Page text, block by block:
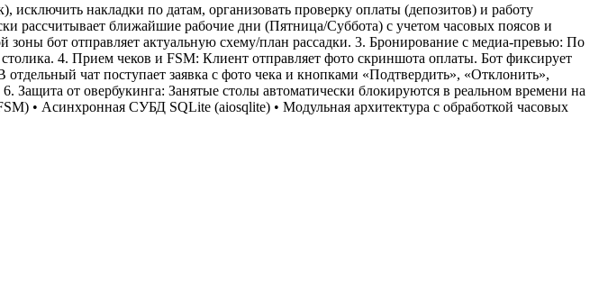
исключить накладки по датам, организовать проверку оплаты (депозитов) и работу
рассчитывает ближайшие рабочие дни (Пятница/Суббота) с учетом часовых поясов и
бот отправляет актуальную схему/план рассадки. 3. Бронирование с медиа-превью: По
4. Прием чеков и FSM: Клиент отправляет фото скриншота оплаты. Бот фиксирует
чат поступает заявка с фото чека и кнопками «Подтвердить», «Отклонить»,
от овербукинга: Занятые столы автоматически блокируются в реальном времени на
• Асинхронная СУБД SQLite (aiosqlite) • Модульная архитектура с обработкой часовых